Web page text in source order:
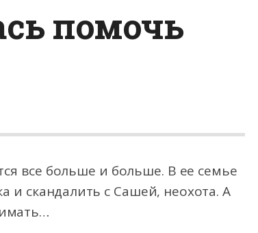
помочь
все больше и больше. В ее семье
и скандалить с Сашей, неохота. А